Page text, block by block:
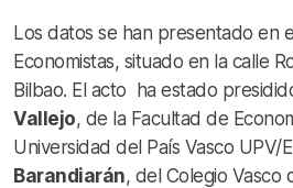
Los datos se han presentado en
Economistas, situado en la calle
Bilbao. El acto ha estado
Vallejo, de la Facultad de
Universidad del País Vasco UPV/
Barandiarán, del Colegio Vasco